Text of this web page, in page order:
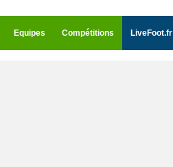
Equipes Compétitions LiveFoot.fr